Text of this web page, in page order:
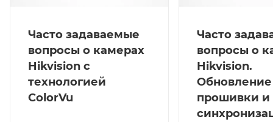
Часто задаваемые
вопросы о камерах
Hikvision с
технологией
ColorVu
Часто
вопросы о
Hikvision.
Обновление
прошивки и